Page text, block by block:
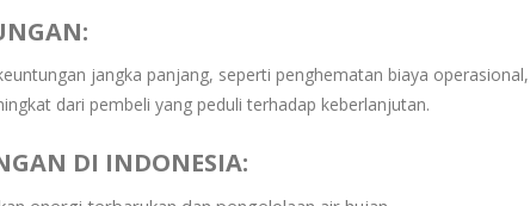
jangka panjang, seperti penghematan biaya operasional,
dari pembeli yang peduli terhadap keberlanjutan.
DI INDONESIA: